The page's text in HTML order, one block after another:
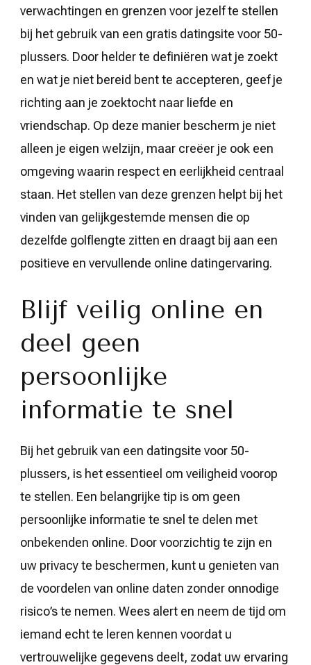
verwachtingen en grenzen voor jezelf te stellen
bij het gebruik van een gratis datingsite voor 50-
plussers. Door helder te definiëren wat je zoekt
en wat je niet bereid bent te accepteren, geef je
richting aan je zoektocht naar liefde en
vriendschap. Op deze manier bescherm je niet
alleen je eigen welzijn, maar creëer je ook een
omgeving waarin respect en eerlijkheid centraal
staan. Het stellen van deze grenzen helpt bij het
vinden van gelijkgestemde mensen die op
dezelfde golflengte zitten en draagt bij aan een
positieve en vervullende online datingervaring.
Blijf veilig online en
deel geen
persoonlijke
informatie te snel
Bij het gebruik van een datingsite voor 50-
plussers, is het essentieel om veiligheid voorop
te stellen. Een belangrijke tip is om geen
persoonlijke informatie te snel te delen met
onbekenden online. Door voorzichtig te zijn en
uw privacy te beschermen, kunt u genieten van
de voordelen van online daten zonder onnodige
risico’s te nemen. Wees alert en neem de tijd om
iemand echt te leren kennen voordat u
vertrouwelijke gegevens deelt, zodat uw ervaring